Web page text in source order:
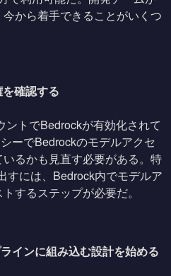
から着手できることがいくつ
確認する
ントでBedrockが有効化されて
ーでBedrockのモデルアクセ
るかも見直す必要がある。特
すには、Bedrock内でモデルア
するステップが必要だ。
インに組み込む設計を始める